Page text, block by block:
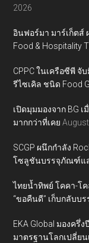
2026
อินฟอร์มา มาร์เก็ตส์
Food & Hospitality
CPPC ในเครือซีพี จั
รีไซเคิล ชนิด Food
เปิดมุมมองจาก BG
มากกว่าที่เคย
SCGP ผนึกกำลัง
โซลูชันบรรจุภัณฑ์แล
ไทยน้ำทิพย์ โคคา-โค
“ขอคืนดี” เก็บกลับบ
EKA Global มองครึ่
มาตรฐานโลกเปลี่ย